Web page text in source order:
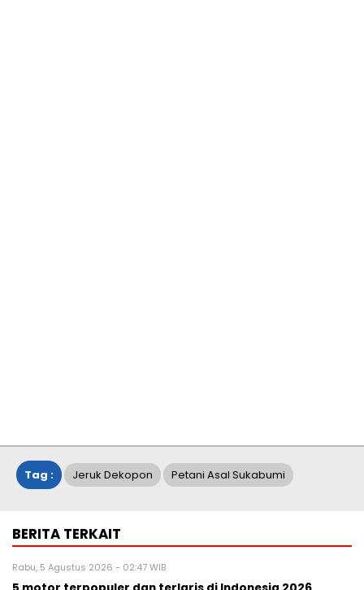
Tag : Jeruk Dekopon Petani Asal Sukabumi
BERITA TERKAIT
Rabu, 5 Agustus 2026 - 02:47 WIB